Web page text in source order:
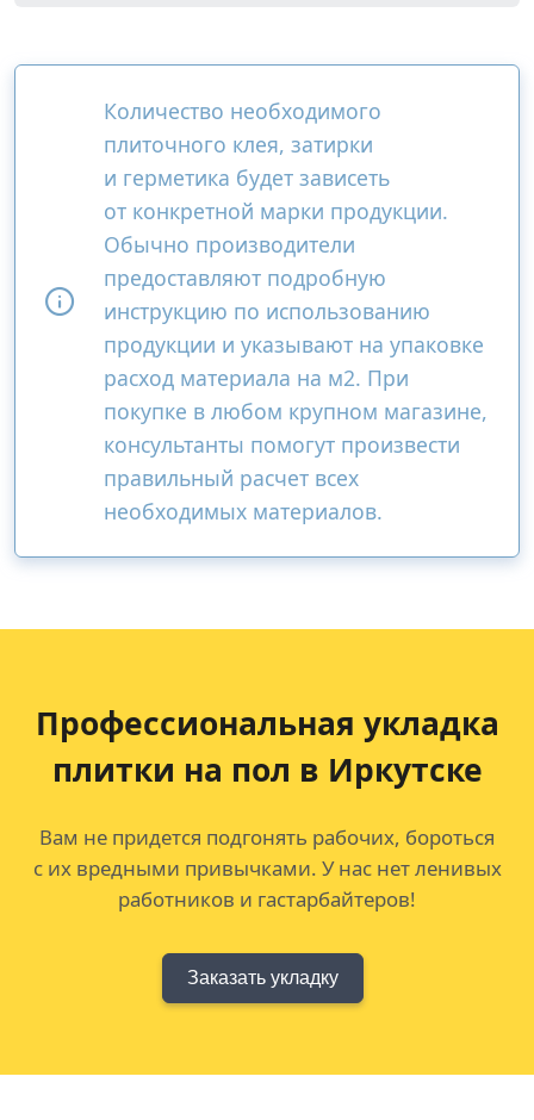
Количество необходимого
плиточного клея, затирки
и герметика будет зависеть
от конкретной марки продукции.
Обычно производители
предоставляют подробную
инструкцию по использованию
продукции и указывают на упаковке
расход материала на м2. При
покупке в любом крупном магазине,
консультанты помогут произвести
правильный расчет всех
необходимых материалов.
Профессиональная укладка
плитки на пол в Иркутске
Вам не придется подгонять рабочих, бороться
с их вредными привычками. У нас нет ленивых
работников и гастарбайтеров!
Заказать укладку